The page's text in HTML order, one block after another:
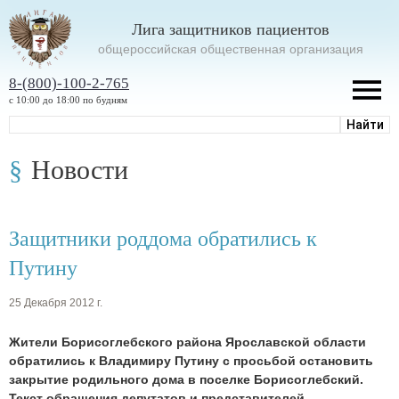
Лига защитников пациентов
oбщероссийская общественная организация
8-(800)-100-2-765
с 10:00 до 18:00 по будням
Новости
Защитники роддома обратились к
Путину
25 Декабря 2012 г.
Жители Борисоглебского района Ярославской области
обратились к Владимиру Путину с просьбой остановить
закрытие родильного дома в поселке Борисоглебский.